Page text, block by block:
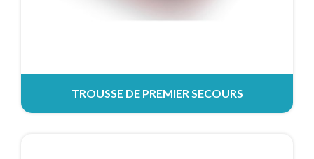
TROUSSE DE PREMIER SECOURS